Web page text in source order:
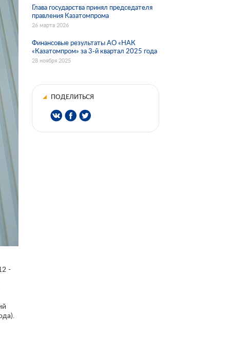
-
Глава государства принял председателя
правления Казатомпрома
26 марта 2026
Финансовые результаты АО «НАК
«Казатомпром» за 3-й квартал 2025 года
28 ноября 2025
ПОДЕЛИТЬСЯ